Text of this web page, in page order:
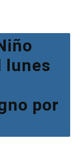
lunes
por